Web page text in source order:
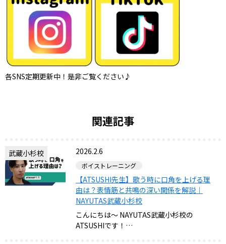
各SNS定期更新中！是非ご覧ください♪
関連記事
武蔵小杉校 2026.2.6
ボイストレーニング
【ATSUSHI先生】歌う時に口角を上げる理
由は？表情筋と共鳴の深い関係を解説｜
NAYUTAS武蔵小杉校
こんにちは～ NAYUTAS武蔵小杉校の
ATSUSHIです！…